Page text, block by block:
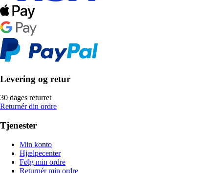
Levering og retur
30 dages returret
Returnér din ordre
Tjenester
Min konto
Hjælpecenter
Følg min ordre
Returnér min ordre